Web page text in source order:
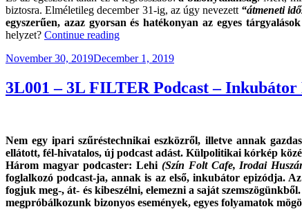
biztosra. Elméletileg december 31-ig, az úgy nevezett “átmeneti
egyszerűen, azaz gyorsan és hatékonyan az egyes
helyzet? Continue reading“Az
Királyság
Unió”
Posted
November 30, 2019December 1, 2019
3L001 – 3L FILTER Podcast – Inkubátor
Nem egy ipari szűréstechnikai eszközről, illetve annak
ellátott, fél-hivatalos, új podcast adást. Külpolitikai kórkép
Három magyar podcaster: Lehi (Szín Folt Cafe, Irodai
foglalkozó podcast-ja, annak is az első, inkubátor epizódja.
fogjuk meg-, át- és kibeszélni, elemezni a saját szemszögünkből.
megpróbálkozunk bizonyos események, egyes folyamatok